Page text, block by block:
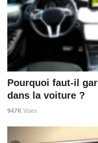
Pourquoi faut-il
dans la voiture ?
947K Vues